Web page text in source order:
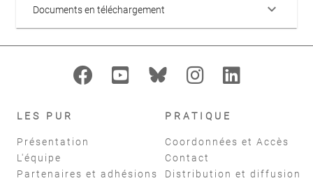
Documents en téléchargement keyboard_arrow_down
LES PUR
Présentation
L'équipe
Partenaires et adhésions
PRATIQUE
Coordonnées et Accès
Contact
Distribution et diffusion